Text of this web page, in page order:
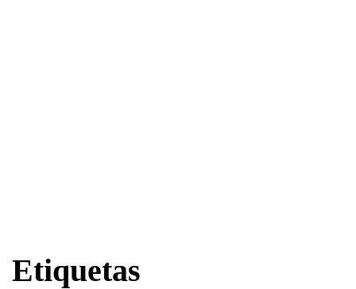
Etiquetas